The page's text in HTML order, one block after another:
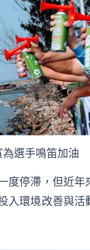
選手鳴笛加油
度停滯，但近
入環境改善與